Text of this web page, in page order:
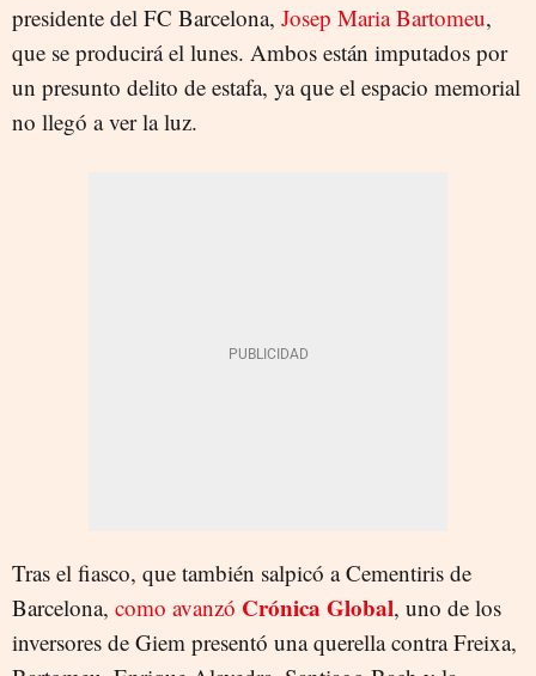
presidente del FC Barcelona, Josep Maria Bartomeu,
que se producirá el lunes. Ambos están imputados por
un presunto delito de estafa, ya que el espacio memorial
no llegó a ver la luz.
Tras el fiasco, que también salpicó a Cementiris de
Barcelona, como avanzó Crónica Global, uno de los
inversores de Giem presentó una querella contra Freixa,